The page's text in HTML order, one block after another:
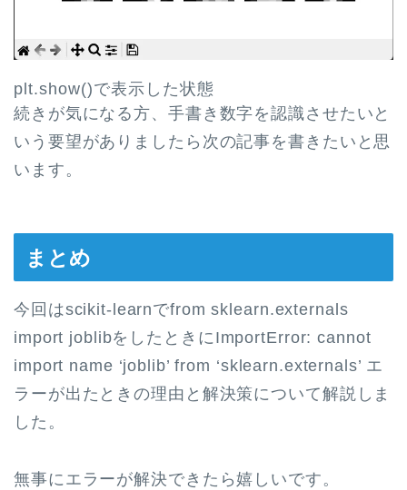
plt.show()で表示した状態
続きが気になる方、手書き数字を認識させたいと
いう要望がありましたら次の記事を書きたいと思
います。
まとめ
今回はscikit-learnでfrom sklearn.externals
import joblibをしたときにImportError: cannot
import name ‘joblib’ from ‘sklearn.externals’ エ
ラーが出たときの理由と解決策について解説しま
した。
無事にエラーが解決できたら嬉しいです。